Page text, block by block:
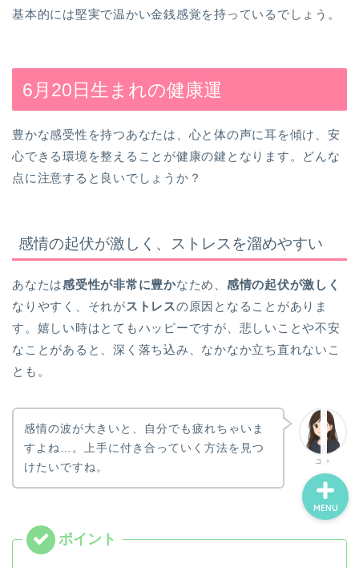
基本的には堅実で温かい金銭感覚を持っているでしょう。
6月20日生まれの健康運
豊かな感受性を持つあなたは、心と体の声に耳を傾け、安
心できる環境を整えることが健康の鍵となります。どんな
点に注意すると良いでしょうか？
感情の起伏が激しく、ストレスを溜めやすい
あなたは感受性が非常に豊かなため、 感情の起伏が激しく
なりやすく、それがストレスの原因となることがありま
す。嬉しい時はとてもハッピーですが、悲しいことや不安
なことがあると、深く落ち込み、なかなか立ち直れないこ
とも。
ユキ
感情の波が大きいと、自分でも疲れちゃいま
すよね…。上手に付き合っていく方法を見つ
けたいですね。
MENU
ホーム
お誕生日占い一覧
ココナラ電話占い